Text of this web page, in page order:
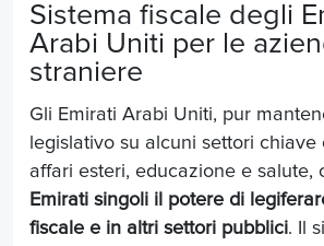
Sistema fiscale degli
Arabi Uniti per le
straniere
Gli Emirati Arabi Uniti, pur
legislativo su alcuni settori chiave
affari esteri, educazione e salute,
Emirati singoli il potere di
fiscale e in altri settori pubblici. Il